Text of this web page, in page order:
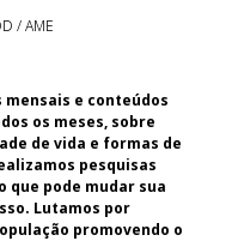
/ AME
mensais e conteúdos
os meses, sobre
de vida e formas de
pesquisas
pode mudar sua
Lutamos por
promovendo o